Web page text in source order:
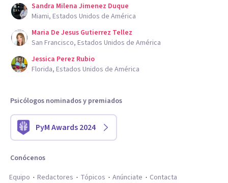
Sandra Milena Jimenez Duque
Miami, Estados Unidos de América
Maria De Jesus Gutierrez Tellez
San Francisco, Estados Unidos de América
Jessica Perez Rubio
Florida, Estados Unidos de América
Psicólogos nominados y premiados
PyM Awards 2024
Conócenos
Equipo
Redactores Tópicos Anúnciate Contacta